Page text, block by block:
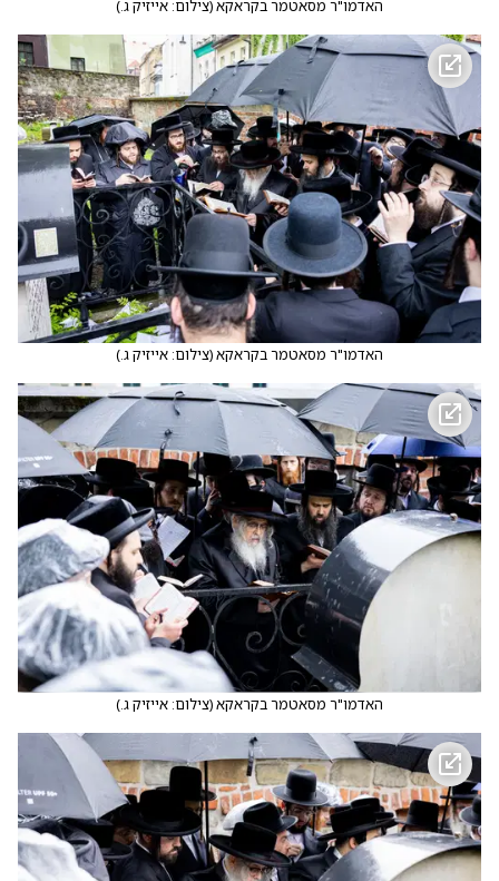
האדמו"ר מסאטמר בקראקא(צילום: אייזיק ג.)
האדמו"ר מסאטמר בקראקא(צילום: אייזיק ג.)
האדמו"ר מסאטמר בקראקא(צילום: אייזיק ג.)